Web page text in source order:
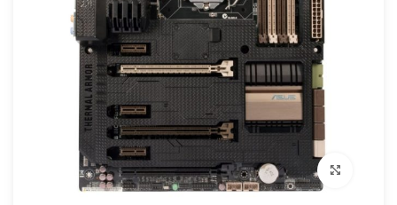
برای بزرگنمایی کلیک کنید